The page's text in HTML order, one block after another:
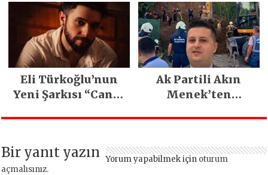
Emeğiyle Son
Yılların En Büyük
Festivali
Gerçekleşti
Eli Türkoğlu’nun
Yeni Şarkısı “Canın
İlgi Gördü!..
Ak Partili Akın
Menek’ten
heyelan sonrası
Bir yanıt yazın Yorum yapabilmek için oturum
açmalısınız.